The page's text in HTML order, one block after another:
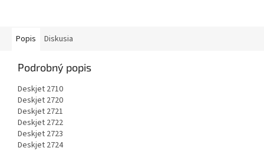
Popis Diskusia
Podrobný popis
Deskjet 2710
Deskjet 2720
Deskjet 2721
Deskjet 2722
Deskjet 2723
Deskjet 2724